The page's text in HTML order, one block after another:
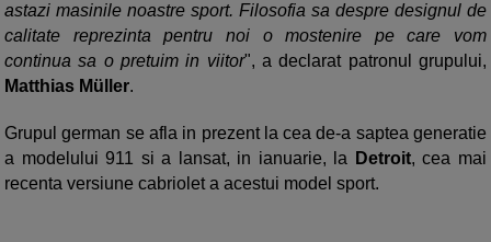
astazi masinile noastre sport. Filosofia sa despre designul de
calitate reprezinta pentru noi o mostenire pe care vom
continua sa o pretuim in viitor", a declarat patronul grupului,
Matthias Müller.
Grupul german se afla in prezent la cea de-a saptea generatie
a modelului 911 si a lansat, in ianuarie, la
Detroit, cea mai
recenta versiune cabriolet a acestui model sport.